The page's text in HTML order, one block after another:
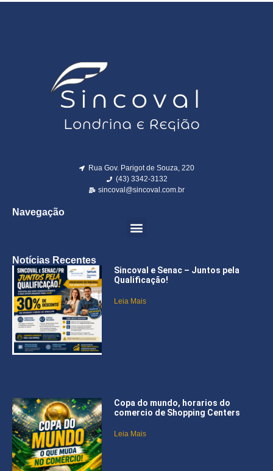
Rua Gov. Parigot de Souza, 220
(43) 3342-3132
sincoval@sincoval.com.br
Navegação
Notícias Recentes
Sincoval e Senac – Juntos pela
Qualificação!
Leia Mais
Copa do mundo, horarios do
comercio de Shopping Centers
Leia Mais